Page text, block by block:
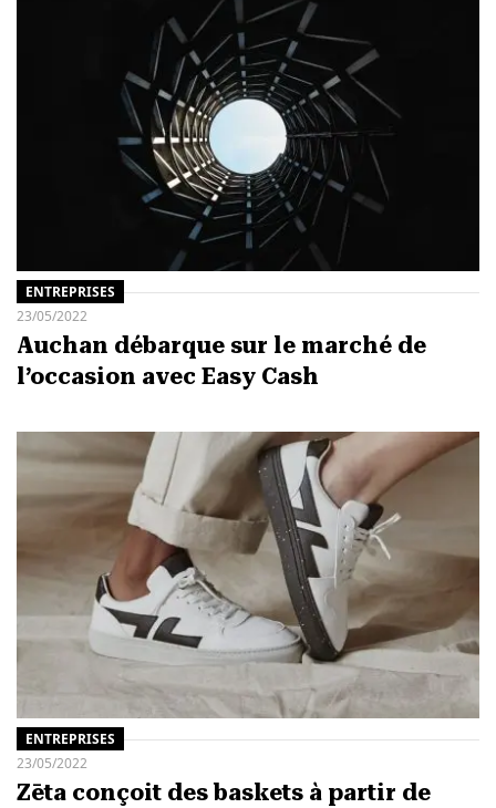
ENTREPRISES
23/05/2022
Auchan débarque sur le marché de
l’occasion avec Easy Cash
ENTREPRISES
23/05/2022
Zēta conçoit des baskets à partir de